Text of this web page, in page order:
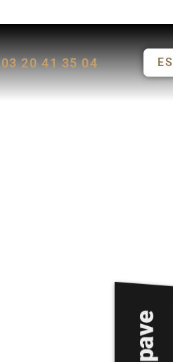
03 20 41 35 04